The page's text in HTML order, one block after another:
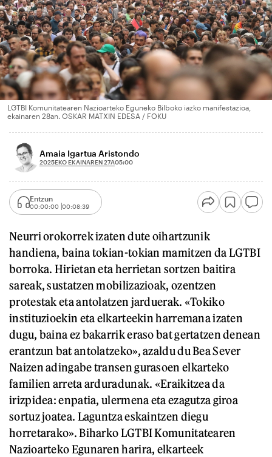
LGTBI Komunitatearen Nazioarteko Eguneko Bilboko iazko manifestazioa,
ekainaren 28an. OSKAR MATXIN EDESA / FOKU
Amaia Igartua Aristondo
2025EKO EKAINAREN 27A05:00
Entzun
00:00:00 00:08:39
Neurri orokorrek izaten dute oihartzunik
handiena, baina tokian-tokian mamitzen da LGTBI
borroka. Hirietan eta herrietan sortzen baitira
sareak, sustatzen mobilizazioak, ozentzen
protestak eta antolatzen jarduerak. «Tokiko
instituzioekin eta elkarteekin harremana izaten
dugu, baina ez bakarrik eraso bat gertatzen denean
erantzun bat antolatzeko», azaldu du Bea Sever
Naizen adingabe transen gurasoen elkarteko
familien arreta arduradunak. «Eraikitzea da
irizpidea: enpatia, ulermena eta ezagutza giroa
sortuz joatea. Laguntza eskaintzen diegu
horretarako». Biharko LGTBI Komunitatearen
Nazioarteko Egunaren harira, elkarteek